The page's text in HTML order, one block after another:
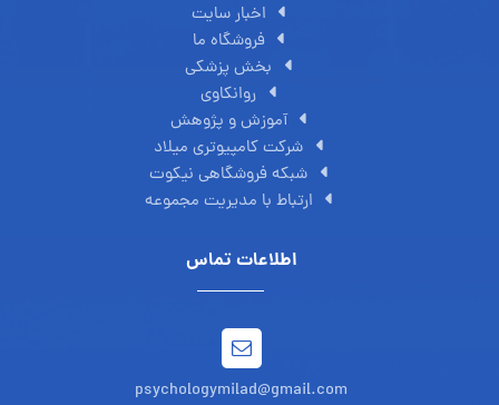
اخبار سایت
فروشگاه ما
بخش پزشکی
روانکاوی
آموزش و پژوهش
شرکت کامپیوتری میلاد
شبکه فروشگاهی نیکوت
ارتباط با مدیریت مجموعه
اطلاعات تماس
psychologymilad@gmail.com